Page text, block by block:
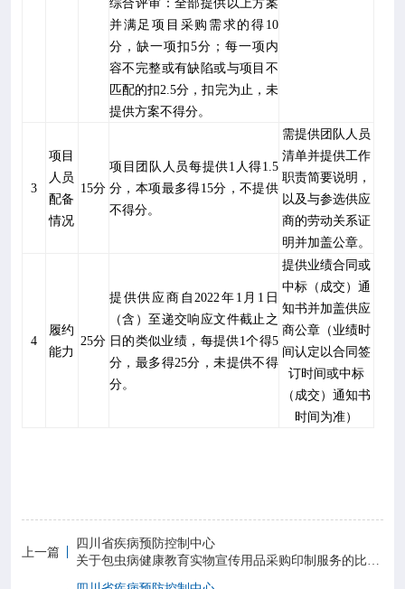
综合评审：全部提供以上方案
并满足项目采购需求的得 10
分，缺一项扣5分；每一项内
容不完整或有缺陷或与项目不
匹配的扣2.5分，扣完为止，未
提供方案不得分。
3
项目
人员
配备
情况
15分
项目团队人员每提供1 人得1.5
分，本项最多得15分，不提供
不得分。
需提供团队人员
清单并提供工作
职责简要说明，
以及与参选供应
商的劳动关系证
明并加盖公章。
4
履约
能力
25分
提供供应商自 2022 年 1 月 1 日
（含）至递交响应文件截止之
日的类似业绩，每提供1个得5
分，最多得25分，未提供不得
分。
提供业绩合同或
中标（成交）通
知书并加盖供应
商公章（业绩时
间认定以合同签
订时间或中标
（成交）通知书
时间为准）
上一篇
四川省疾病预防控制中心
关于包虫病健康教育实物宣传用品采购印制服务的比选公告（第三次）